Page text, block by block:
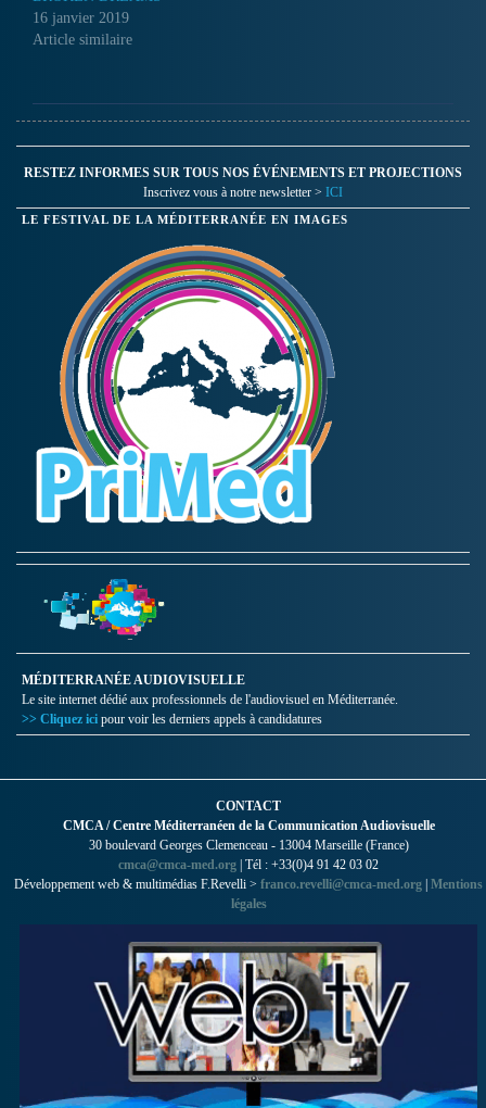
16 janvier 2019
Article similaire
RESTEZ INFORMES SUR TOUS NOS ÉVÉNEMENTS ET PROJECTIONS
Inscrivez vous à notre newsletter > ICI
LE FESTIVAL DE LA MÉDITERRANÉE EN IMAGES
MÉDITERRANÉE AUDIOVISUELLE
Le site internet dédié aux professionnels de l'audiovisuel en Méditerranée.
>> Cliquez ici pour voir les derniers appels à candidatures
CONTACT
CMCA / Centre Méditerranéen de la Communication Audiovisuelle
30 boulevard Georges Clemenceau - 13004 Marseille (France)
cmca@cmca-med.org | Tél : +33(0)4 91 42 03 02
Développement web & multimédias F.Revelli > franco.revelli@cmca-med.org | Mentions
légales